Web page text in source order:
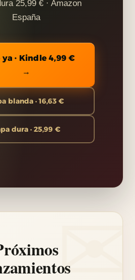
25,99 € · Amazon
España
ya · Kindle 4,99 €
→
blanda · 16,63 €
dura · 25,99 €